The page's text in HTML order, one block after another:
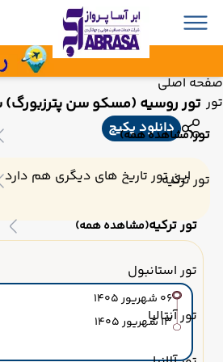
صفحه اصلی
تور
تور(مشاهده همه)
تور ترکیه
تور ترکیه(مشاهده همه)
تور استانبول
تور آنتالیا
تور روسیه (مسکو سن پترزبورگ)
دانلود پکیج
این تور تاریخ های دیگری هم دارد
06 شهریور 1405
13 شهریور 1405